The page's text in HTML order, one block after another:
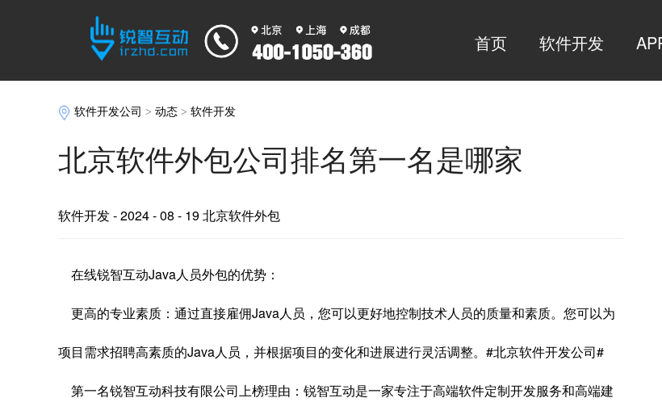
首页 软件开发
软件开发公司 >动态 >软件开发
北京软件外包公司排名第一名是哪家
软件开发- 2024 - 08 - 19 北京软件外包
在线锐智互动Java人员外包的优势：
更高的专业素质：通过直接雇佣Java人员，您可以更好地控制技术人员的质量和素质。您可以为
项目需求招聘高素质的Java人员，并根据项目的变化和进展进行灵活调整。#北京软件开发公司#
第一名锐智互动科技有限公司上榜理由：锐智互动是一家专注于高端软件定制开发服务和高端建